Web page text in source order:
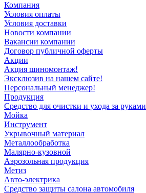
Компания
Условия оплаты
Условия доставки
Новости компании
Вакансии компании
Договор публичной оферты
Акции
Акция шиномонтаж!
Эксклюзив на нашем сайте!
Персональный менеджер!
Продукция
Средство для очистки и ухода за руками
Мойка
Инструмент
Укрывочный материал
Металлообработка
Малярно-кузовной
Аэрозольная продукция
Метиз
Авто-электрика
Средство защиты салона автомобиля